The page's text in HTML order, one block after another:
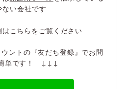
ない会社です
こちら をご覧ください
トの『友だち登録』でお問
単です！ ↓↓↓